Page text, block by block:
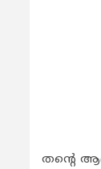
തന്‍റെ